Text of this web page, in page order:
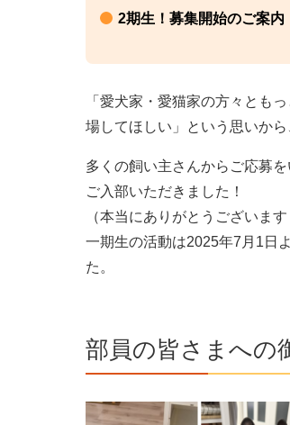
2期生！募集開始のご案内
「愛犬家・愛猫家の方々とも
場してほしい」という思いから
多くの飼い主さんからご応募
ご入部いただきました！
（本当にありがとうございます
一期生の活動は2025年7月1日
た。
部員の皆さまへの